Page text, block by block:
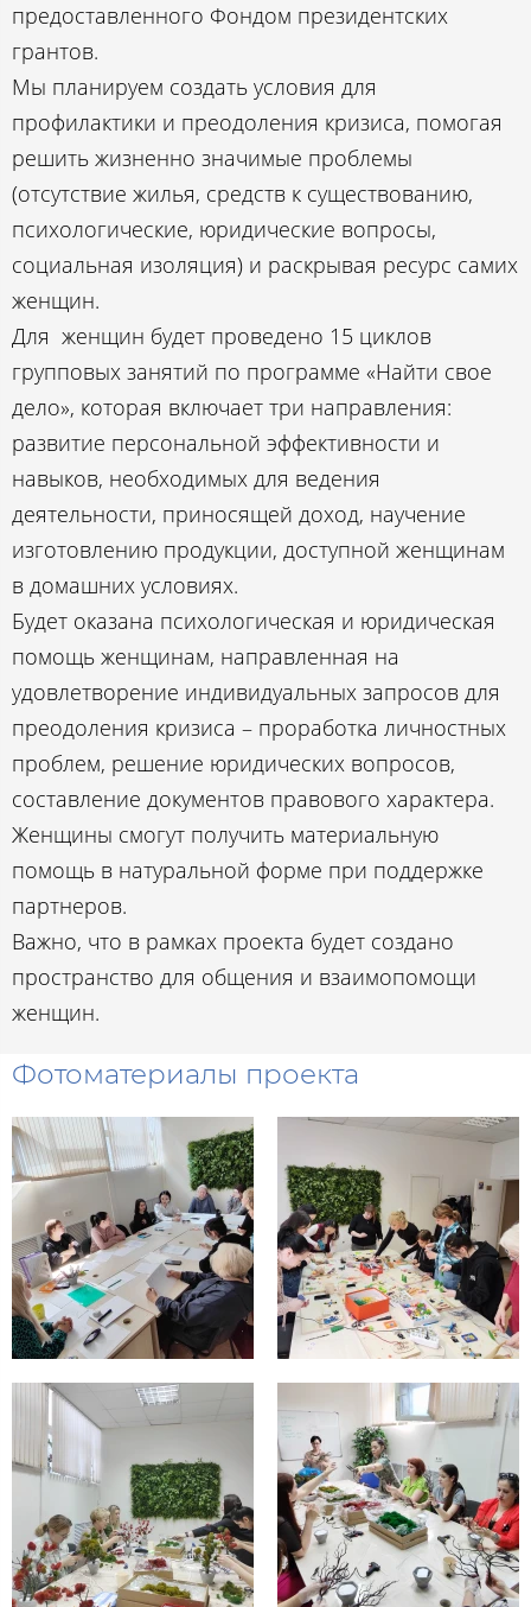
предоставленного Фондом президентских
грантов.
Мы планируем создать условия для
профилактики и преодоления кризиса, помогая
решить жизненно значимые проблемы
(отсутствие жилья, средств к существованию,
психологические, юридические вопросы,
социальная изоляция) и раскрывая ресурс самих
женщин.
Для женщин будет проведено 15 циклов
групповых занятий по программе «Найти свое
дело», которая включает три направления:
развитие персональной эффективности и
навыков, необходимых для ведения
деятельности, приносящей доход, научение
изготовлению продукции, доступной женщинам
в домашних условиях.
Будет оказана психологическая и юридическая
помощь женщинам, направленная на
удовлетворение индивидуальных запросов для
преодоления кризиса – проработка личностных
проблем, решение юридических вопросов,
составление документов правового характера.
Женщины смогут получить материальную
помощь в натуральной форме при поддержке
партнеров.
Важно, что в рамках проекта будет создано
пространство для общения и взаимопомощи
женщин.
Фотоматериалы проекта